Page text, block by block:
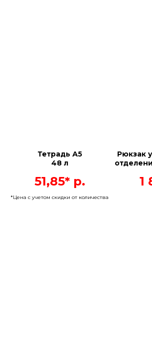
Тетрадь А5
48 л
51,85* р.
*Цена с учетом скидки от количества
Рюкзак
1